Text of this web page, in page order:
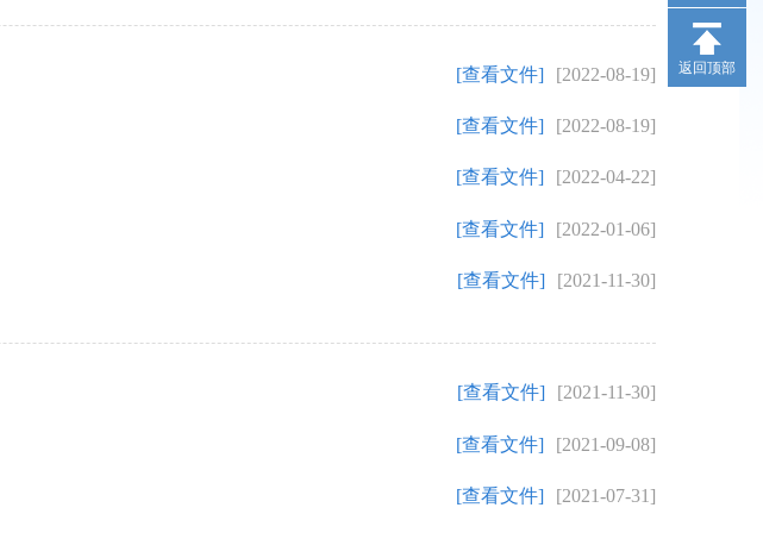
[2022-08-19]
[查看文件]
[2022-08-19]
[查看文件]
[2022-04-22]
[查看文件]
[2022-01-06]
[查看文件]
[2021-11-30]
[查看文件]
[2021-11-30]
[查看文件]
[2021-09-08]
[查看文件]
[2021-07-31]
[查看文件]
返回顶部